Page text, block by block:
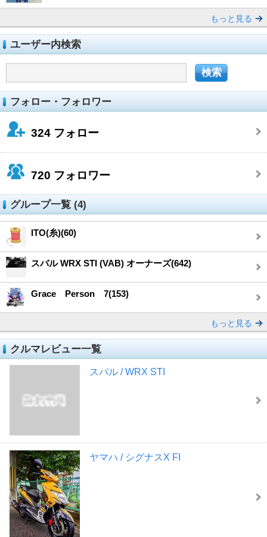
もっと見る
ユーザー内検索
フォロー・フォロワー
324 フォロー
720 フォロワー
グループ一覧 (4)
ITO(糸)(60)
スバル WRX STI (VAB) オーナーズ(642)
Grace Person 7(153)
もっと見る
クルマレビュー一覧
スバル / WRX STI
ヤマハ / シグナスX FI